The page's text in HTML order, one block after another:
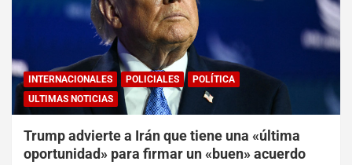
INTERNACIONALES POLICIALES
POLÍTICA
ULTIMAS NOTICIAS
Trump advierte a Irán que tiene una «última
oportunidad» para firmar un «buen» acuerdo